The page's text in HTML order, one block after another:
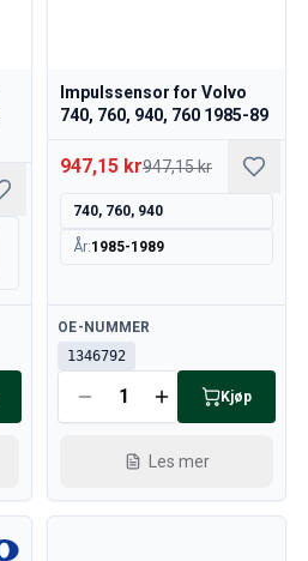
Impulssensor for Volvo
740, 760, 940, 760 1985-89
947,15 kr947,15 kr
740, 760, 940
År:1985-1989
Tilgjengelig
OE-NUMMER
1346792
Kjøp
Les mer